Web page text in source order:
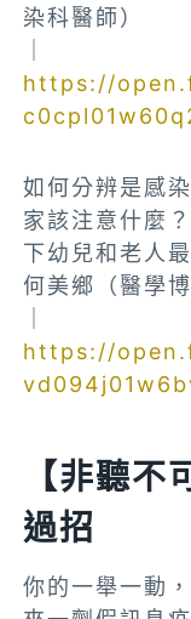
染科醫師）
https://
如何分辨是感
家該注意什麼
下幼兒和老人
何美鄉（醫學
https://
【非聽
過招
你的一舉一動